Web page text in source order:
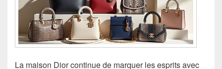
La maison Dior continue de marquer les esprits avec